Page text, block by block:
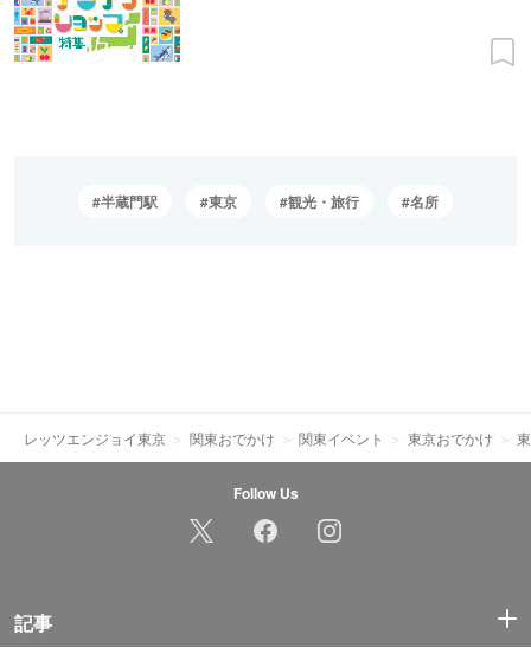
半蔵門駅 東京 観光・旅行 名所
レッツエンジョイ東京 関東おでかけ 関東イベント 東京おでかけ
Follow Us
記事